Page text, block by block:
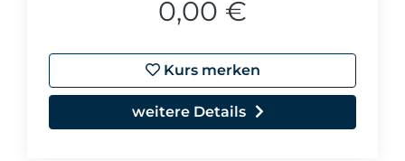
0,00 €
Kurs merken
weitere Details